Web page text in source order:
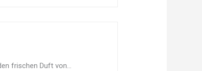
frischen Duft von...